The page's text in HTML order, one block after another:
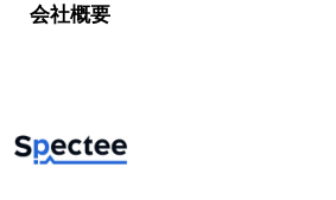
会社概要